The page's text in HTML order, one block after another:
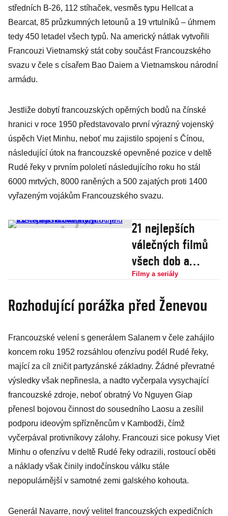
středních B-26, 112 stíhaček, vesměs typu Hellcat a
Bearcat, 85 průzkumných letounů a 19 vrtulníků – úhrnem
tedy 450 letadel všech typů. Na americký nátlak vytvořili
Francouzi Vietnamský stát coby součást Francouzského
svazu v čele s císařem Bao Daiem a Vietnamskou národní
armádu.
Jestliže dobytí francouzských opěrných bodů na čínské
hranici v roce 1950 představovalo první výrazný vojenský
úspěch Viet Minhu, neboť mu zajistilo spojení s Čínou,
následující útok na francouzské opevněné pozice v deltě
Rudé řeky v prvním pololetí následujícího roku ho stál
6000 mrtvých, 8000 raněných a 500 zajatých proti 1400
vyřazeným vojákům Francouzského svazu.
21 nejlepších
válečných filmů
všech dob a
důvody, proč je
rozhodně musíte
vidět
Filmy a seriály
Rozhodující porážka před Ženevou
Francouzské velení s generálem Salanem v čele zahájilo
koncem roku 1952 rozsáhlou ofenzívu podél Rudé řeky,
mající za cíl zničit partyzánské základny. Žádné převratné
výsledky však nepřinesla, a nadto vyčerpala vysychající
francouzské zdroje, neboť obratný Vo Nguyen Giap
přenesl bojovou činnost do sousedního Laosu a zesílil
podporu ideovým spřízněncům v Kambodži, čímž
vyčerpával protivníkovy zálohy. Francouzi sice pokusy Viet
Minhu o ofenzívu v deltě Rudé řeky odrazili, rostoucí oběti
a náklady však činily indočínskou válku stále
nepopulárnější v samotné zemi galského kohouta.
Generál Navarre, nový velitel francouzských expedičních